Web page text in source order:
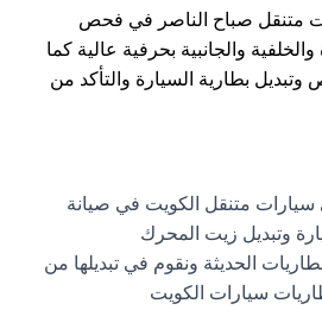
متنقل صباح الناصر في فحص
والجانبية بحرفية عالية كما
بطارية السيارة والتأكد من
سيارات متنقل الكويت في صيانة
وتبديل زيت المحرك
الحديثة ونقوم في تبديلها من
سيارات الكويت